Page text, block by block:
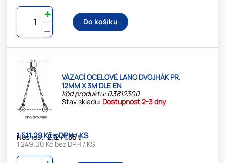
⚊
✚
Do košíku
VÁZACÍ OCELOVÉ LANO DVOJHÁK PR.
12MM X 3M DLE EN
Kód produktu: 03812300
Stav skladu: Dostupnost 2-3 dny
Nosnost:2,12 / 1,55 t
1 511.29 Kč s DPH / KS
1 249.00 Kč bez DPH / KS